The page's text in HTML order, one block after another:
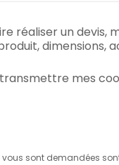
réaliser un
dimensions,
mes
sont demandées